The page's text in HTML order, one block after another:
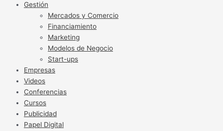
Gestión
Mercados y Comercio
Financiamiento
Marketing
Modelos de Negocio
Start-ups
Empresas
Videos
Conferencias
Cursos
Publicidad
Papel Digital